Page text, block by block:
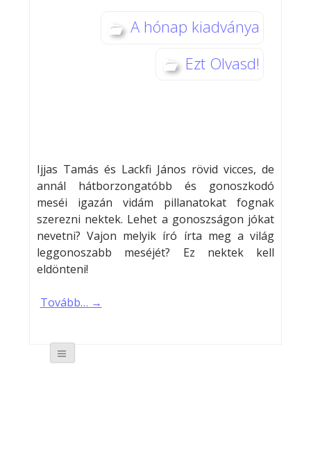
A hónap kiadványa
Ezt Olvasd!
Ijjas Tamás és Lackfi János rövid vicces, de
annál hátborzongatóbb és gonoszkodó
meséi igazán vidám pillanatokat fognak
szerezni nektek. Lehet a gonoszságon jókat
nevetni? Vajon melyik író írta meg a világ
leggonoszabb meséjét? Ez nektek kell
eldönteni!
Tovább… →